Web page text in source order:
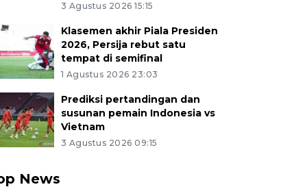
3 Agustus 2026 15:15
Klasemen akhir Piala Presiden
2026, Persija rebut satu
tempat di semifinal
1 Agustus 2026 23:03
Prediksi pertandingan dan
susunan pemain Indonesia vs
Vietnam
3 Agustus 2026 09:15
News